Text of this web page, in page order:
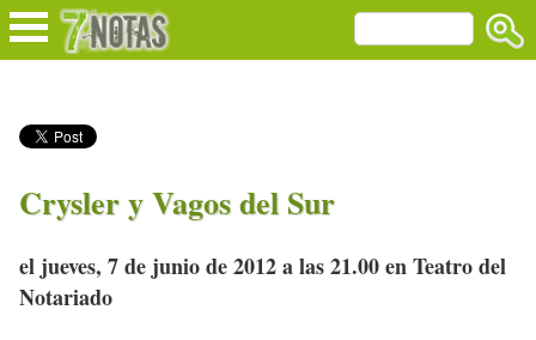
Crysler y Vagos del Sur
el jueves, 7 de junio de 2012 a las 21.00 en Teatro del
Notariado